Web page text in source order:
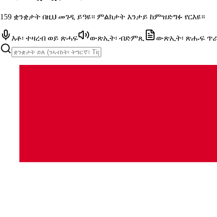
159 ቋንቋታት በዚህ መገዲ ይዓዩ። ምልክታት እንታይ ከምዝድግፉ የርእዩ።
እቶ፡ ተዛረብ ወይ ጽሓፍ ውጽኢት፡ ብድምጺ ውጽኢት፡ ጽሑፍ